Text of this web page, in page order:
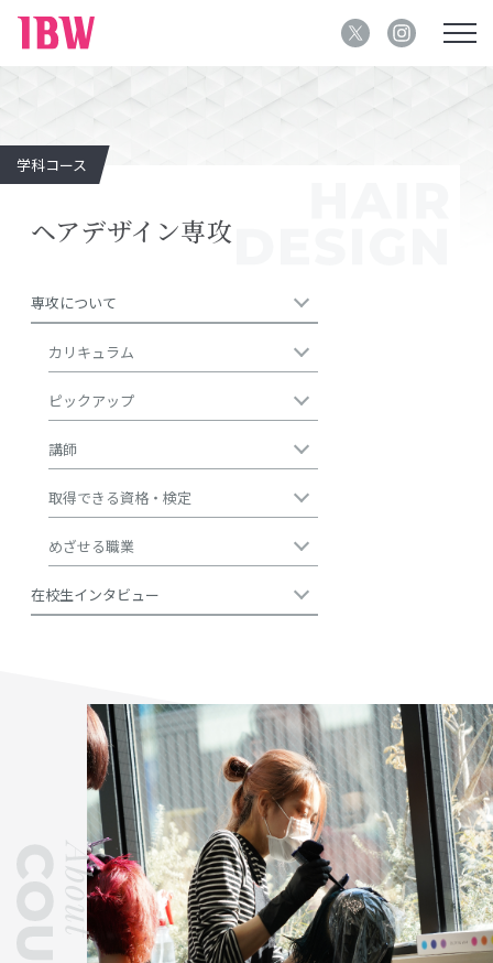
学科コース
ヘアデザイン専攻
専攻について
カリキュラム
ピックアップ
講師
取得できる資格・検定
めざせる職業
在校生インタビュー